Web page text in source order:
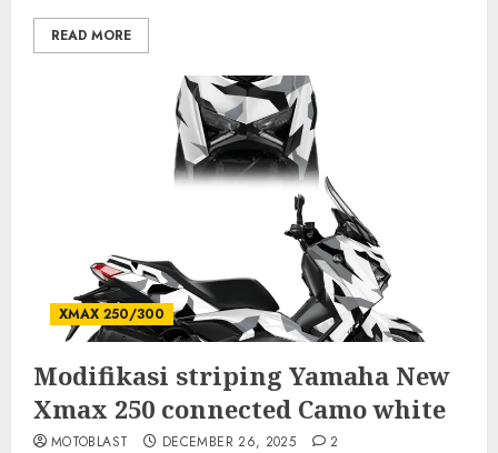
READ MORE
XMAX 250/300
Modifikasi striping Yamaha New
Xmax 250 connected Camo white
MOTOBLAST DECEMBER 26, 2025 2